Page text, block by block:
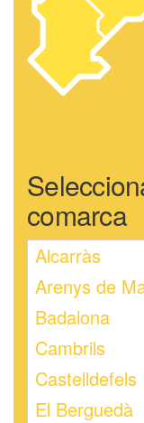
comarca
Alcarràs
Arenys de
Badalona
Cambrils
Castelldefels
El Berguedà